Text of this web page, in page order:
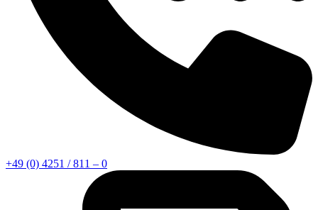
+49 (0) 4251 / 811 – 0